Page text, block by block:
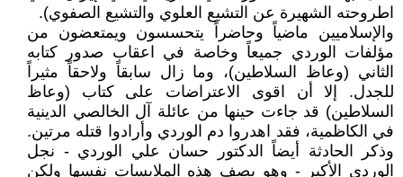
اطروحته الشهيرة عن التشيع العلوي والتشيع الصفوي).
والإسلاميين ماضياً وحاضراً يتحسسون ويمتعضون من
مؤلفات الوردي جميعاً وخاصة في اعقاب صدور كتابه
الثاني (وعاظ السلاطين)، وما زال سابقاً ولاحقاً مثيراً
للجدل. إلا أن اقوى الاعتراضات على كتاب (وعاظ
السلاطين) قد جاءت حينها من عائلة آل الخالصي الدينية
في الكاظمية، فقد اهدروا دم الوردي وأرادوا قتله مرتين.
وذكر الحادثة أيضاً الدكتور حسان علي الوردي - نجل
الوردي الأكبر - وهو يصف هذه الملابسات نفسها ولكن